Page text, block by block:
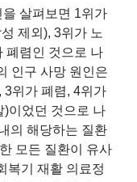
살펴보면 1위가
제외), 3위가 노
폐렴인 것으로 나
인구 사망 원인은
3위가 폐렴, 4위가
)이었던 것으로 나
의 해당하는 질환
모든 질환이 유사
복기 재활 의료정